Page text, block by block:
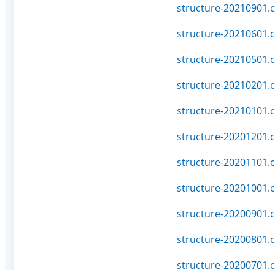
structure-
structure-
structure-
structure-
structure-
structure-
structure-
structure-
structure-
structure-
structure-